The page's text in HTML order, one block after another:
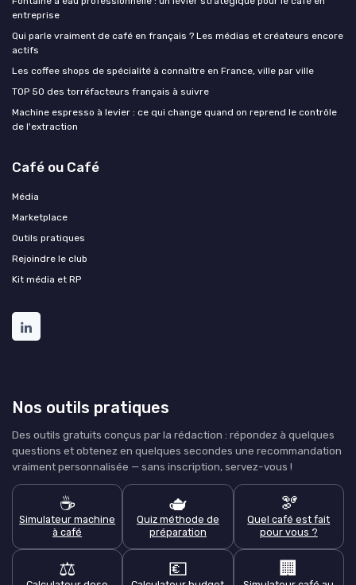
entreprise
Qui parle vraiment de café en français ? Les médias et créateurs encore
actifs
Les coffee shops de spécialité à connaître en France, ville par ville
TOP 50 des torréfacteurs français à suivre
Machine espresso à levier : ce qui change quand on reprend le contrôle
de l'extraction
Café ou Café
Média
Marketplace
Outils pratiques
Rejoindre le club
Kit média et RP
Nos outils pratiques
Des outils gratuits conçus par la rédaction : répondez à quelques
questions et obtenez en quelques secondes une recommandation
vraiment personnalisée — sans inscription, servez-vous !
☕
Simulateur machine
à café
🫖
Quiz méthode de
préparation
🫘
Quel café est fait
pour vous ?
⚖️ 💶 🏢